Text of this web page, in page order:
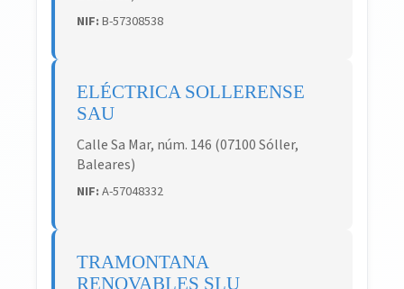
NIF:B-57308538
ELÉCTRICA SOLLERENSE
SAU
Calle Sa Mar, núm. 146 (07100 Sóller,
Baleares)
NIF:A-57048332
TRAMONTANA
RENOVABLES SLU